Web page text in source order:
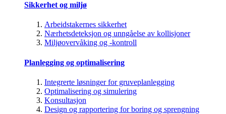
Sikkerhet og miljø
Arbeidstakernes sikkerhet
Nærhetsdeteksjon og unngåelse av kollisjoner
Miljøovervåking og -kontroll
Planlegging og optimalisering
Integrerte løsninger for gruveplanlegging
Optimalisering og simulering
Konsultasjon
Design og rapportering for boring og sprengning